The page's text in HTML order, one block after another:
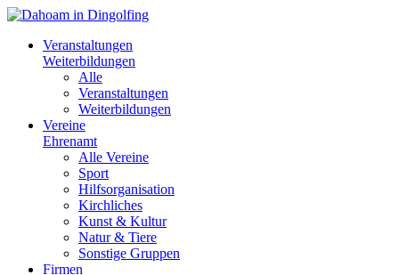
Veranstaltungen
Weiterbildungen
Alle
Veranstaltungen
Weiterbildungen
Vereine
Ehrenamt
Alle Vereine
Sport
Hilfsorganisation
Kirchliches
Kunst & Kultur
Natur & Tiere
Sonstige Gruppen
Firmen